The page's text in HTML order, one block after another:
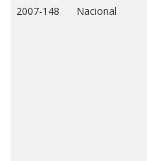
2007-148 Nacional